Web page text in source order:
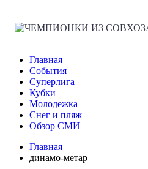
ЧЕМПИОНКИ
Главная
События
Суперлига
Кубки
Молодежка
Снег и пляж
Обзор СМИ
Главная
динамо-метар